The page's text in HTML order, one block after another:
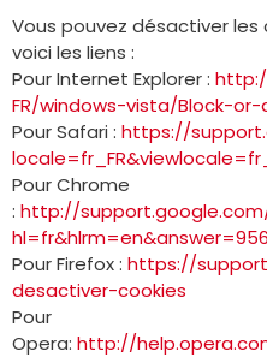
Vous pouvez désactiver les
voici les liens :
Pour Internet Explorer :
FR/windows-vista/Block-
Pour Safari : https://
Pour Chrome
: http://
Pour Firefox : https://
desactiver-cookies
Pour
Opera: http://